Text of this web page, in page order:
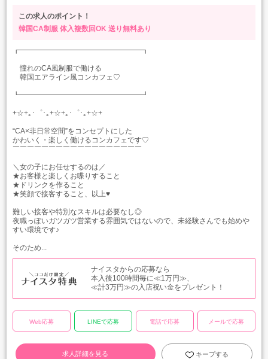
この求人のポイント！
韓国CA制服 体入複数回OK 送り無料あり
┏━━━━━━━━━━━━━━━━━┓
憧れのCA風制服で働ける
韓国エアライン風コンカフェ♡
┗━━━━━━━━━━━━━━━━━┛
+☆+｡･゜･｡+☆+｡･゜･｡+☆+
“CA×非日常空間”をコンセプトにした
かわいく・楽しく働けるコンカフェです♡
￣￣￣￣￣￣￣￣￣￣￣￣￣￣￣￣￣￣
＼女の子にお任せするのは／
★お客様と楽しくお喋りすること
★ドリンクを作ること
★笑顔で接客すること、以上♥
難しい接客や特別なスキルは必要なし◎
夜職っぽいガツガツ営業する雰囲気ではないので、未経験さんでも始めや
すい環境です♪
そのため...
ナイスタからの応募なら
本入後100時間毎に≪1万円≫、
≪計3万円≫の入店祝い金をプレゼント！
Web応募 LINEで応募 電話で応募 メールで応募
求人詳細を見る キープする